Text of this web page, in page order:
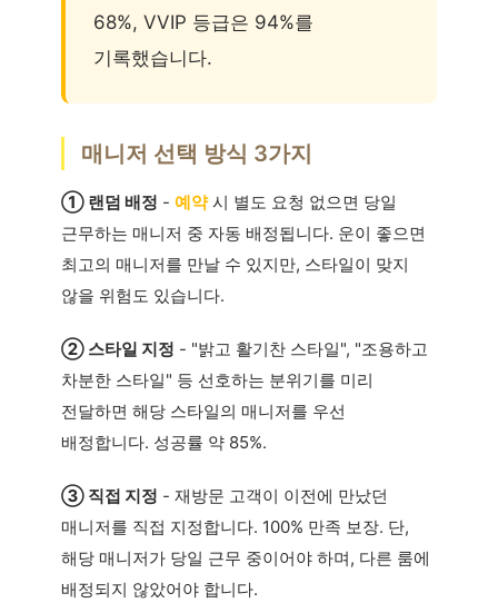
68%, VVIP 등급은 94%를
기록했습니다.
매니저 선택 방식 3가지
① 랜덤 배정 - 예약시 별도 요청 없으면 당일
근무하는 매니저 중 자동 배정됩니다. 운이 좋으면
최고의 매니저를 만날 수 있지만, 스타일이 맞지
않을 위험도 있습니다.
② 스타일 지정 - "밝고 활기찬 스타일", "조용하고
차분한 스타일" 등 선호하는 분위기를 미리
전달하면 해당 스타일의 매니저를 우선
배정합니다. 성공률 약 85%.
③ 직접 지정 - 재방문 고객이 이전에 만났던
매니저를 직접 지정합니다. 100% 만족 보장. 단,
해당 매니저가 당일 근무 중이어야 하며, 다른 룸에
배정되지 않았어야 합니다.